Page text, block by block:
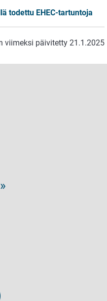
todettu EHEC-tartuntoja
viimeksi päivitetty 21.1.2025